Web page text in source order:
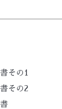
その1
その2